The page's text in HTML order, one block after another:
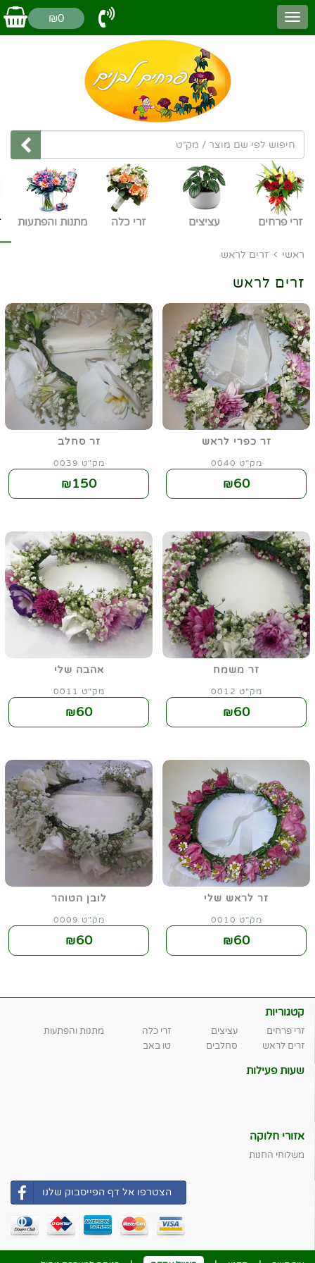
₪0
זרי פרחים עציצים זרי כלה מתנות והפתעות
ראשי זרים לראש
זרים לראש
זר כפרי לראש
מק"ט 0040
₪60
זר סחלב
מק"ט 0039
₪150
זר משמח
מק"ט 0012
₪60
אהבה שלי
מק"ט 0011
₪60
זר לראש שלי
מק"ט 0010
₪60
לובן הטוהר
מק"ט 0009
₪60
קטגוריות
זרי פרחים עציצים זרי כלה
מתנות והפתעות
זרים לראש
סחלבים טו באב
שעות פעילות
אזורי חלוקה
משלוחי החנות
הצטרפו אל דף הפייסבוק שלנו